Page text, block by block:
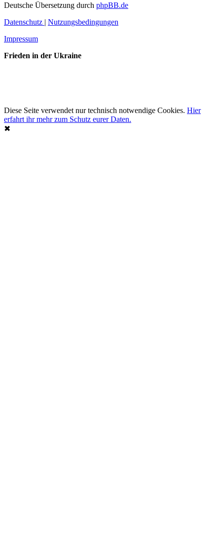
Deutsche Übersetzung durch phpBB.de
Datenschutz | Nutzungsbedingungen
Impressum
Frieden in der Ukraine
Diese Seite verwendet nur technisch notwendige Cookies. Hier
erfahrt ihr mehr zum Schutz eurer Daten.
✖